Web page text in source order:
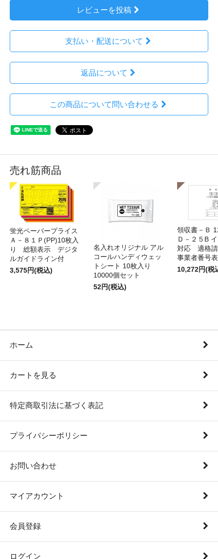
レビューを投稿
支払い・配送について
返品について
この商品について問い合わせる
売れ筋商品
蛍光ペーパープライス
Ａ－８１Ｐ(PP)10枚入
り 総額表示 デジタ
ルガイドライン付
3,575円(税込)
名入れオリジナル アル
コールハンディウェッ
トシート 10枚入り
10000個セット
52円(税込)
領収書－Ｂ
Ｄ－２５B
対応 適格請
事業者番号
10,272円(税
ホーム
カートを見る
特定商取引法に基づく表記
プライバシーポリシー
お問い合わせ
マイアカウント
会員登録
ログイン